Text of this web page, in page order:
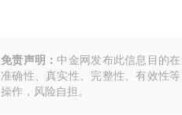
免责声明： 中金网发布此信息目的
准确性、真实性、完整性、有效性
操作，风险自担。